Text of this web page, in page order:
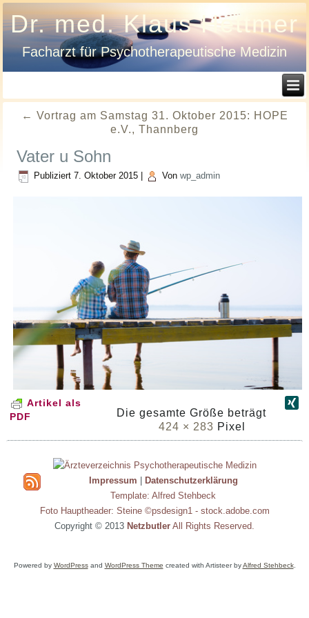
Dr. med. Klaus Hettmer
Facharzt für Psychotherapeutische Medizin
← Vortrag am Samstag 31. Oktober 2015: HOPE
e.V., Thannberg
Vater u Sohn
Publiziert 7. Oktober 2015 Von wp_admin
Artikel als
PDF
Die gesamte Größe beträgt
424 × 283 Pixel
Impressum
Datenschutzerklärung
Template: Alfred Stehbeck
Foto Hauptheader: Steine ©psdesign1 - stock.adobe.com
Copyright © 2013 Netzbutler All Rights Reserved.
Powered by WordPressand WordPress Theme created with Artisteer byAlfred Stehbeck.